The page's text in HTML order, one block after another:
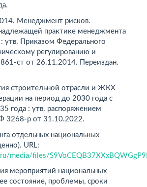
Менеджмент рисков.
практике менеджмента
утв. Приказом Федерального
регулированию и
ст от 26.11.2014. Переиздан.
строительной отрасли и ЖКХ
на период до 2030 года с
года : утв. распоряжением
3268-р от 31.10.2022.
отдельных национальных
URL:
media/files/
мероприятий национальных
состояние, проблемы, сроки